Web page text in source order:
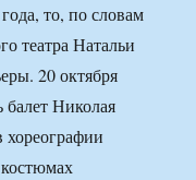
то, по словам
театра Натальи
20 октября
балет Николая